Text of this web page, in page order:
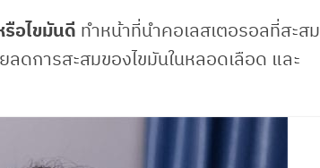
อไขมันดี ทำหน้าที่นำคอเลสเตอรอลที่สะสม
ดการสะสมของไขมันในหลอดเลือด และ